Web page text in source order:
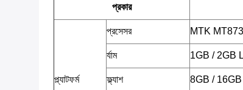
প্রকার
প্ল্যাটফর্ম
প্রসেসর MTK
র্যাম 1GB / 2GB
ফ্ল্যাশ 8GB /